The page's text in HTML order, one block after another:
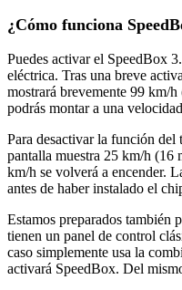
¿Cómo funciona
Puedes activar el SpeedBox
eléctrica. Tras una breve
mostrará brevemente 99 km/
podrás montar a una
Para desactivar la función
pantalla muestra 25 km/h
km/h se volverá a encender.
antes de haber instalado el
Estamos preparados también
tienen un panel de control
caso simplemente usa la
activará SpeedBox. Del